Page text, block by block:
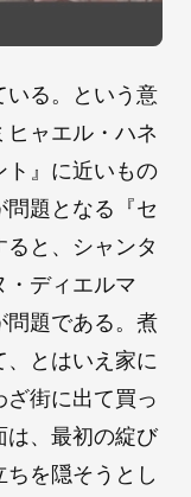
いる。という意
ャエル・ハネ
ト』に近いもの
題となる『セ
と、シャンタ
・ディエルマ
問題である。煮
、とはいえ家に
街に出て買っ
は、最初の綻び
を隠そうとし